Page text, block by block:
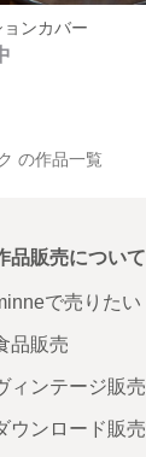
ョンカバー
の作品一覧
品販売について
で売りたい
品販売
ィンテージ販売
ウンロード販売